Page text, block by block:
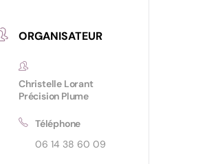
ORGANISATEUR
Christelle Lorant
Précision Plume
Téléphone
06 14 38 60 09